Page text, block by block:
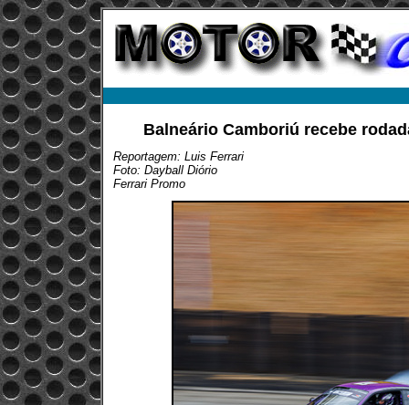
Balneário Camboriú recebe
Reportagem: Luis Ferrari
Foto: Dayball Diório
Ferrari Promo